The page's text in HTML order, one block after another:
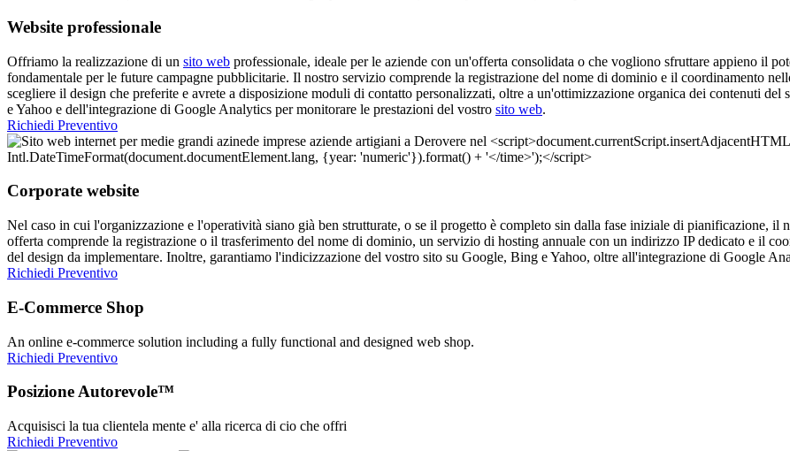
Website professionale
Offriamo la realizzazione di un sito web professionale, ideale per le aziende con un'offerta consolidata o che vogliono sfruttare appieno il
fondamentale per le future campagne pubblicitarie. Il nostro servizio comprende la registrazione del nome di dominio e il coordinamento
scegliere il design che preferite e avrete a disposizione moduli di contatto personalizzati, oltre a un'ottimizzazione organica dei contenuti
e Yahoo e dell'integrazione di Google Analytics per monitorare le prestazioni del vostro sito web.
Richiedi Preventivo
Corporate website
Nel caso in cui l'organizzazione e l'operatività siano già ben strutturate, o se il progetto è completo sin dalla fase iniziale di pianificazione, il
offerta comprende la registrazione o il trasferimento del nome di dominio, un servizio di hosting annuale con un indirizzo IP dedicato e il
del design da implementare. Inoltre, garantiamo l'indicizzazione del vostro sito su Google, Bing e Yahoo, oltre all'integrazione di Google
Richiedi Preventivo
E-Commerce Shop
An online e-commerce solution including a fully functional and designed web shop.
Richiedi Preventivo
Posizione Autorevole™
Acquisisci la tua clientela mente e' alla ricerca di cio che offri
Richiedi Preventivo